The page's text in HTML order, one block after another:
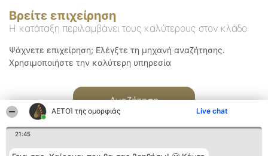
ΑΕΤΟΊ της ομορφιάς Live chat
21:45
Βρείτε επιχείρηση
Η κατάταξη περιλαμβάνει τους καλύτερους στον κλάδο
Ψάχνετε επιχείρηση; Ελέγξτε τη μηχανή αναζήτησης.
Χρησιμοποιήστε την καλύτερη υπηρεσία
Αναζήτηση